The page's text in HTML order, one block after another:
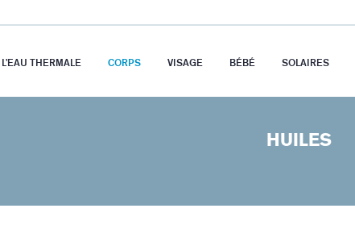
L’EAU THERMALE CORPS VISAGE BÉBÉ SOLAIRES
HUILES